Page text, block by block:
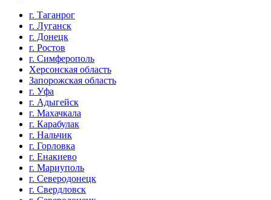
г. Таганрог
г. Луганск
г. Донецк
г. Ростов
г. Симферополь
Херсонская область
Запорожская область
г. Уфа
г. Адыгейск
г. Махачкала
г. Карабулак
г. Нальчик
г. Горловка
г. Енакиево
г. Мариуполь
г. Северодонецк
г. Свердловск